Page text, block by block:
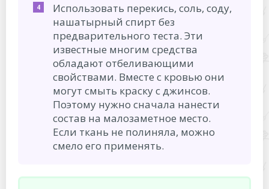
Использовать перекись, соль, соду,
нашатырный спирт без
предварительного теста. Эти
известные многим средства
обладают отбеливающими
свойствами. Вместе с кровью они
могут смыть краску с джинсов.
Поэтому нужно сначала нанести
состав на малозаметное место.
Если ткань не полиняла, можно
смело его применять.